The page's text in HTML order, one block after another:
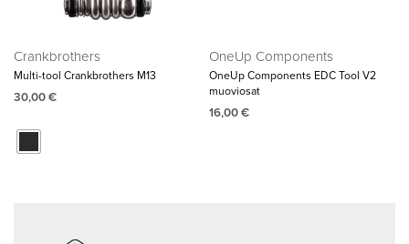
Crankbrothers
Multi-tool Crankbrothers M13
30,00€
OneUp Components
OneUp Components EDC Tool V2
muoviosat
16,00€